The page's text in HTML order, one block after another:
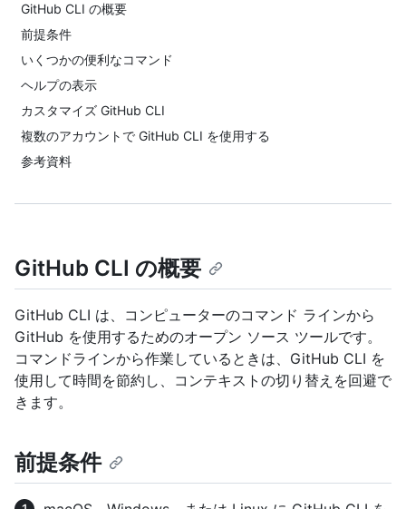
GitHub CLI の概要
前提条件
いくつかの便利なコマンド
ヘルプの表示
カスタマイズ GitHub CLI
複数のアカウントで GitHub CLI を使用する
参考資料
GitHub CLI の概要
GitHub CLI は、コンピューターのコマンド ラインから
GitHub を使用するためのオープン ソース ツールです。
コマンドラインから作業しているときは、GitHub CLI を
使用して時間を節約し、コンテキストの切り替えを回避で
きます。
前提条件